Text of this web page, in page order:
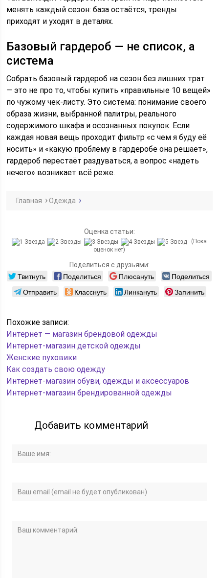
менять каждый сезон: база остаётся, тренды
приходят и уходят в деталях.
Базовый гардероб — не список, а
система
Собрать базовый гардероб на сезон без лишних трат
— это не про то, чтобы купить «правильные 10 вещей»
по чужому чек‑листу. Это система: понимание своего
образа жизни, выбранной палитры, реального
содержимого шкафа и осознанных покупок. Если
каждая новая вещь проходит фильтр «с чем я буду её
носить» и «какую проблему в гардеробе она решает»,
гардероб перестаёт раздуваться, а вопрос «надеть
нечего» возникает всё реже.
Главная Одежда
Оценка статьи:
(Пока
оценок нет)
Поделиться с друзьями:
Твитнуть Поделиться Плюсануть
Поделиться
Отправить
Класснуть Линкануть Запинить
Похожие записи:
Интернет — магазин брендовой одежды
Интернет-магазин детской одежды
Женские пуховики
Как создать свою одежду
Интернет-магазин обуви, одежды и аксессуаров
Интернет-магазин брендированной одежды
Добавить комментарий